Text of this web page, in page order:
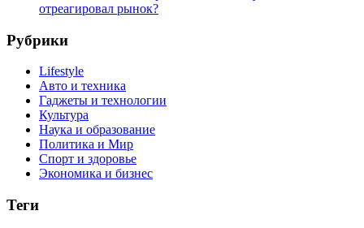
отреагировал рынок?
Рубрики
Lifestyle
Авто и техника
Гаджеты и технологии
Культура
Наука и образование
Политика и Мир
Спорт и здоровье
Экономика и бизнес
Теги